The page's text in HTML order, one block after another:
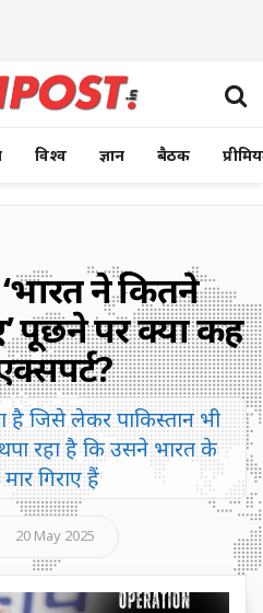
विश्व ज्ञान बैठक
‘भारत ने कितने
पूछने पर क्या कह
है जिसे लेकर पाकिस्तान भी
रहा है कि उसने भारत के
मार गिराए हैं
20 May 2025